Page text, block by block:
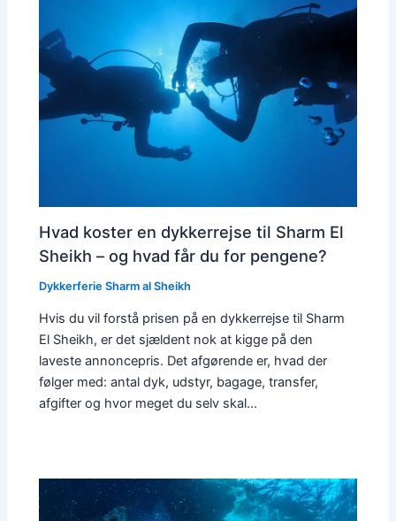
Hvad koster en dykkerrejse til Sharm El
Sheikh – og hvad får du for pengene?
Dykkerferie Sharm al Sheikh
Hvis du vil forstå prisen på en dykkerrejse til Sharm
El Sheikh, er det sjældent nok at kigge på den
laveste annoncepris. Det afgørende er, hvad der
følger med: antal dyk, udstyr, bagage, transfer,
afgifter og hvor meget du selv skal…